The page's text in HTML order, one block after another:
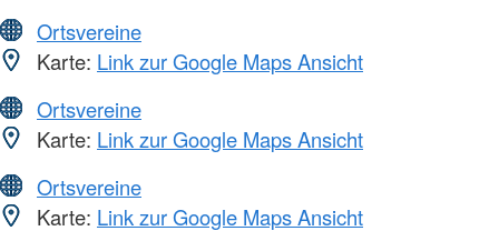
Ortsvereine
Karte: Link zur Google Maps Ansicht
Ortsvereine
Karte: Link zur Google Maps Ansicht
Ortsvereine
Karte: Link zur Google Maps Ansicht